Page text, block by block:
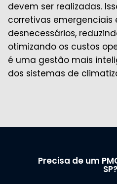
devem ser realizadas.
corretivas emergenciais
desnecessários,
otimizando os custos
é uma gestão mais
dos sistemas de
Precisa de um
SP?